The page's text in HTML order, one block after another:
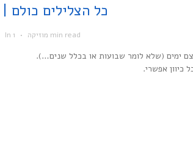
Every Noise at Once | כל הצלילים כולם
In מוזיקה • 1 min read
ימים (שלא לומר שבועות או בכלל שנים…).
כיוון אפשרי.